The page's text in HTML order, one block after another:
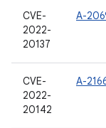
CVE-
2022-
20137
А-
CVE-
2022-
20142
А-